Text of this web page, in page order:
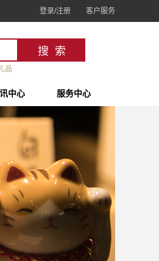
登录/注册 客户服务
品
中心 服务中心